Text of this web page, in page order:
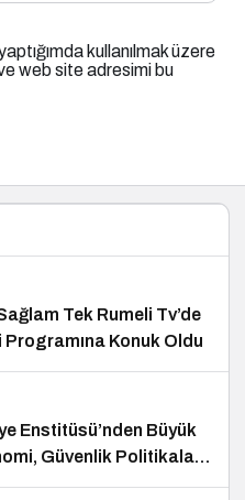
kullanılmak üzere
web site adresimi bu
Tek Rumeli Tv’de
Konuk Oldu
Enstitüsü’nden Büyük
Güvenlik Politikaları